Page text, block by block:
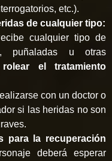
etc.).
de cualquier tipo:
cualquier tipo de
puñaladas u otras
el tratamiento
con un doctor o
si las heridas no son
para la recuperación
deberá esperar